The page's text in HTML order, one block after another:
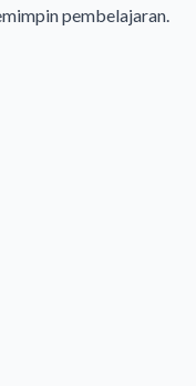
pembelajaran.